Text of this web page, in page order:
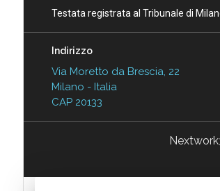
Testata registrata al Tribunale di
Indirizzo
Via Moretto da Brescia, 22
Milano - Italia
CAP 20133